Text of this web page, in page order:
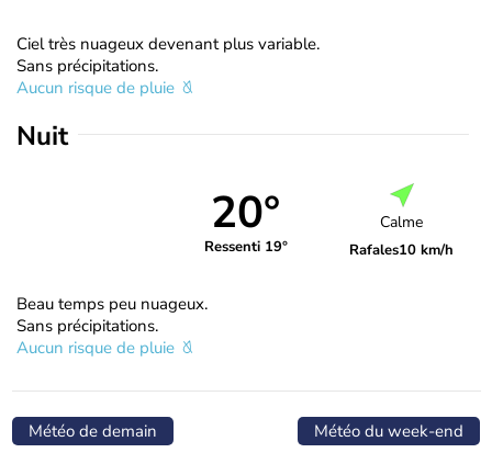
Ciel très nuageux devenant plus variable.
Sans précipitations.
Aucun risque de pluie
Nuit
20°
Ressenti 19°
Calme
Rafales10 km/h
Beau temps peu nuageux.
Sans précipitations.
Aucun risque de pluie
Météo de demain Météo du week-end